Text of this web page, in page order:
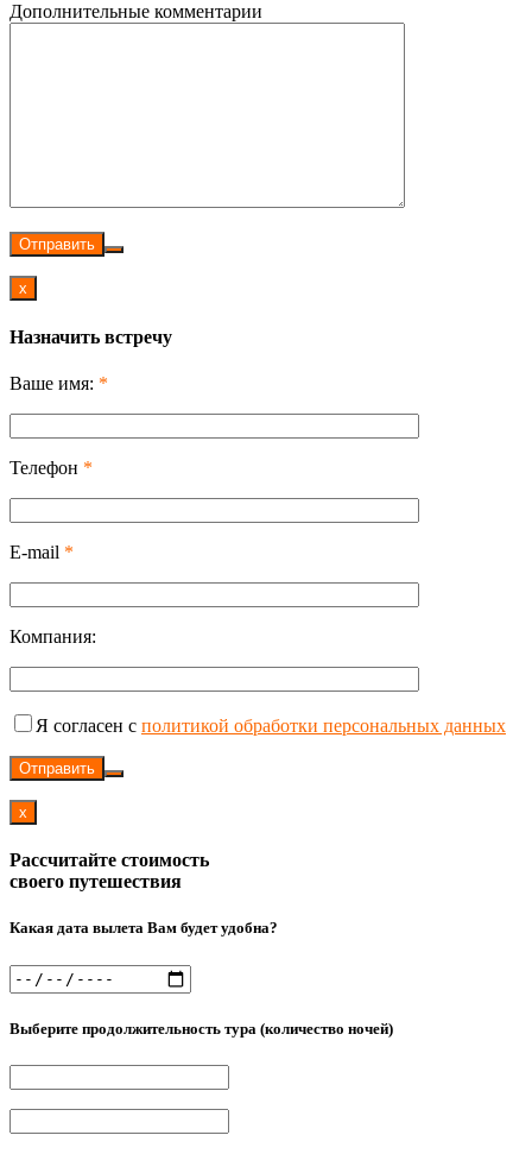
Дополнительные комментарии
Отправить
x
Назначить встречу
Ваше имя: *
Телефон *
E-mail *
Компания:
Я согласен с политикой обработки персональных данных
Отправить
x
Рассчитайте стоимость
своего путешествия
Какая дата вылета Вам будет удобна?
Выберите продолжительность тура (количество ночей)